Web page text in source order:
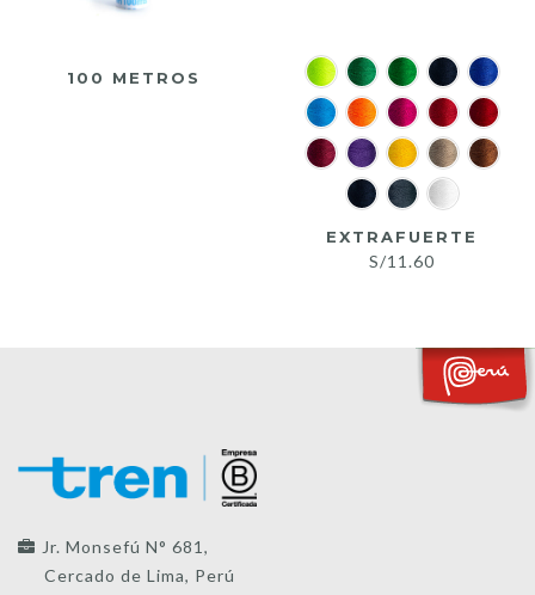
EXTRAFUERTE
S/11.60
100 METROS
Jr. Monsefú N° 681,
Cercado de Lima, Perú